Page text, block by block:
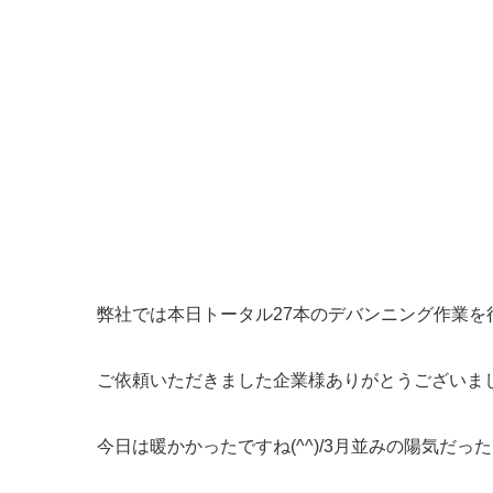
弊社では本日トータル27本のデバンニング作業を
ご依頼いただきました企業様ありがとうございま
今日は暖かかったですね(^^)/3月並みの陽気だった